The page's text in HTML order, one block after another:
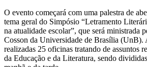
O evento começará com uma palestra de
tema geral do Simpósio “Letramento
na atualidade escolar”, que será ministrada
Cosson da Universidade de Brasília (UnB).
realizadas 25 oficinas tratando de assuntos
da Educação e da Literatura, sendo